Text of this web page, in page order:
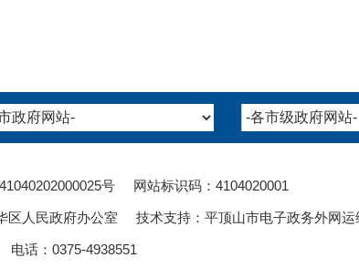
41040202000025号 网站标识码：4104020001
人民政府办公室 技术支持：平顶山市电子政务外网运
话：0375-4938551